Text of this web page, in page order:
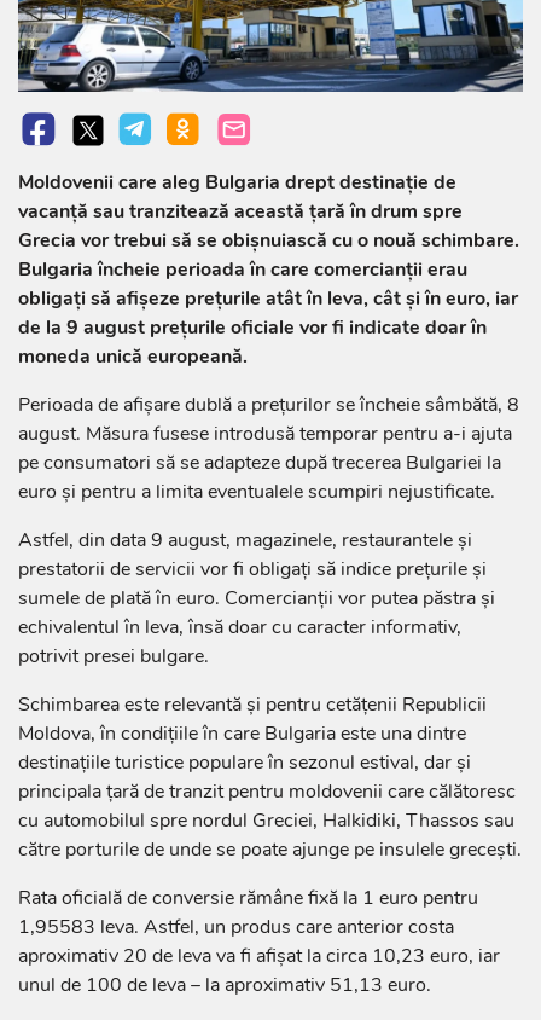
Moldovenii care aleg Bulgaria drept destinație de
vacanță sau tranzitează această țară în drum spre
Grecia vor trebui să se obișnuiască cu o nouă schimbare.
Bulgaria încheie perioada în care comercianții erau
obligați să afișeze prețurile atât în leva, cât și în euro, iar
de la 9 august prețurile oficiale vor fi indicate doar în
moneda unică europeană.
Perioada de afișare dublă a prețurilor se încheie sâmbătă, 8
august. Măsura fusese introdusă temporar pentru a-i ajuta
pe consumatori să se adapteze după trecerea Bulgariei la
euro și pentru a limita eventualele scumpiri nejustificate.
Astfel, din data 9 august, magazinele, restaurantele și
prestatorii de servicii vor fi obligați să indice prețurile și
sumele de plată în euro. Comercianții vor putea păstra și
echivalentul în leva, însă doar cu caracter informativ,
potrivit presei bulgare.
Schimbarea este relevantă și pentru cetățenii Republicii
Moldova, în condițiile în care Bulgaria este una dintre
destinațiile turistice populare în sezonul estival, dar și
principala țară de tranzit pentru moldovenii care călătoresc
cu automobilul spre nordul Greciei, Halkidiki, Thassos sau
către porturile de unde se poate ajunge pe insulele grecești.
Rata oficială de conversie rămâne fixă la 1 euro pentru
1,95583 leva. Astfel, un produs care anterior costa
aproximativ 20 de leva va fi afișat la circa 10,23 euro, iar
unul de 100 de leva – la aproximativ 51,13 euro.